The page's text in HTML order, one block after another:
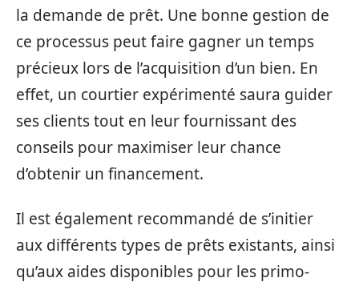
la demande de prêt. Une bonne gestion de
ce processus peut faire gagner un temps
précieux lors de l’acquisition d’un bien. En
effet, un courtier expérimenté saura guider
ses clients tout en leur fournissant des
conseils pour maximiser leur chance
d’obtenir un financement.
Il est également recommandé de s’initier
aux différents types de prêts existants, ainsi
qu’aux aides disponibles pour les primo-